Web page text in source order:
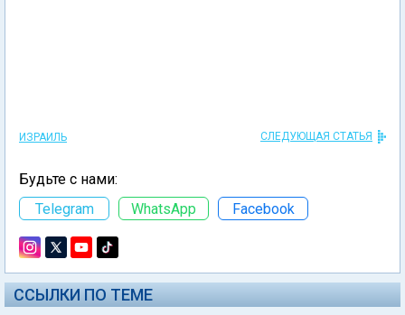
ИЗРАИЛЬ СЛЕДУЮЩАЯ СТАТЬЯ
Будьте с нами:
Telegram
WhatsApp Facebook
ССЫЛКИ ПО ТЕМЕ